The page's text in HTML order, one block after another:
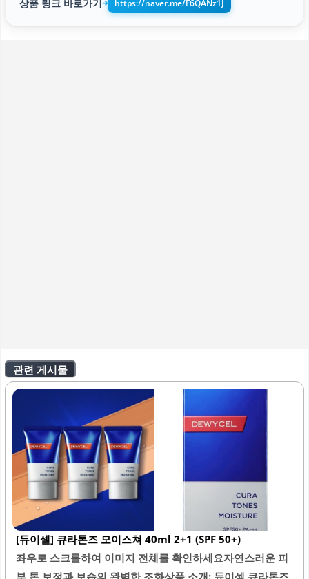
상품 링크 바로가기 ➔ https://naver.me/F6QANz1J
관련 게시물
[듀이셀] 큐라톤즈 모이스쳐 40ml 2+1 (SPF 50+)
좌우로 스크롤하여 이미지 전체를 확인하세요자연스러운 피
부 톤 보정과 보습의 완벽한 조화상품 소개: 듀이셀 큐라톤즈